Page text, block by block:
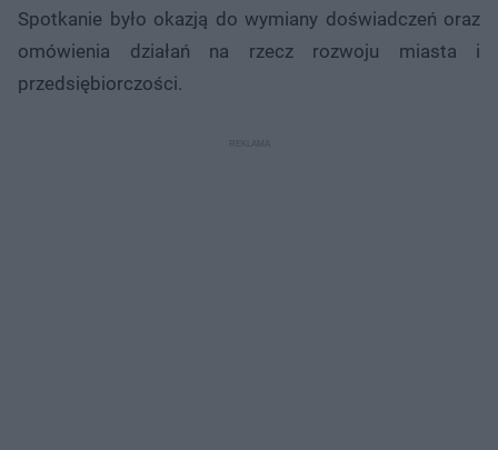
Spotkanie było okazją do wymiany doświadczeń oraz
omówienia działań na rzecz rozwoju miasta i
przedsiębiorczości.